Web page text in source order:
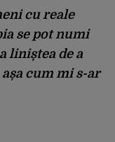
cu reale
se pot numi
liniștea de a
cum mi s-ar